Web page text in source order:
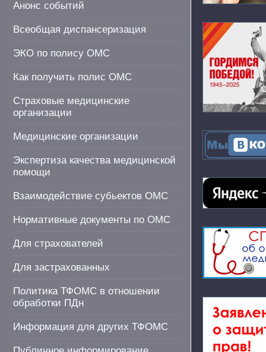
Анонс событий
Всеобщая диспансеризация
ЭКО по полису ОМС
Как получить полис ОМС
Страховые медицинские
организации
Медицинские организации
Экспертиза качества медицинской
помощи
Взаимодействие субьектов ОМС
Нормативные документы по ОМС
Для страхователей
Для застрахованных
Политика ТФОМС в отношении
обработки ПДн
Информация для других ТФОМС